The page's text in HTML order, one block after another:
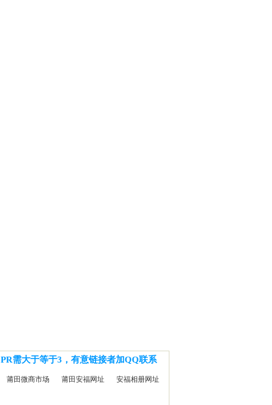
PR需大于等于3，有意链接者加QQ联系
莆田微商市场 莆田安福网址 安福相册网址